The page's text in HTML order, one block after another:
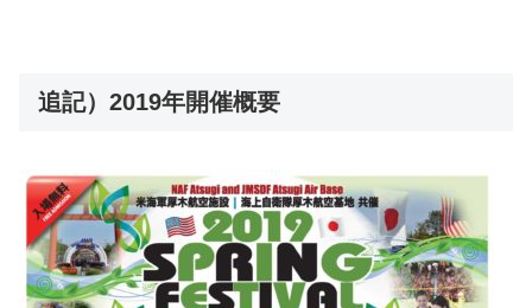
追記）2019年開催概要